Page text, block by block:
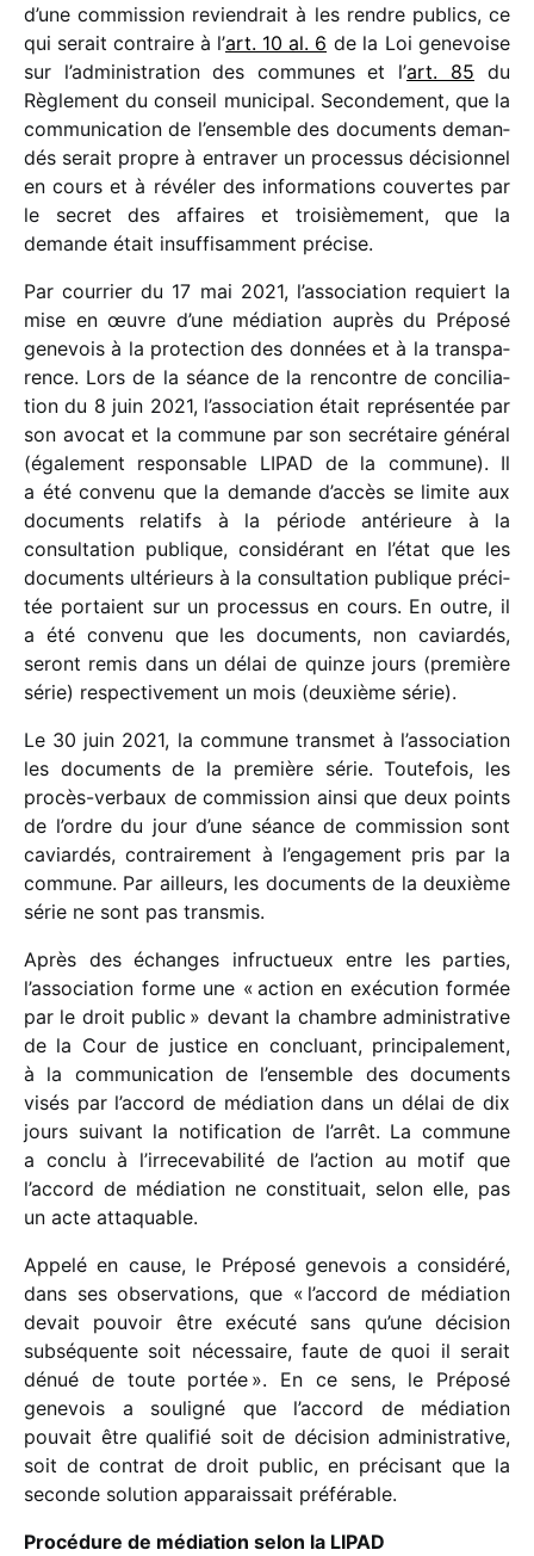
d’une commis­sion revien­drait à les rendre publics, ce
qui serait contraire à l’art. 10 al. 6 de la Loi gene­voise
sur l’administration des communes et l’art. 85 du
Règlement du conseil muni­ci­pal. Secondement, que la
commu­ni­ca­tion de l’ensemble des docu­ments deman­
dés serait propre à entra­ver un proces­sus déci­sion­nel
en cours et à révé­ler des infor­ma­tions couvertes par
le secret des affaires et troi­siè­me­ment, que la
demande était insuf­fi­sam­ment précise.
Par cour­rier du 17 mai 2021, l’association requiert la
mise en œuvre d’une média­tion auprès du Préposé
gene­vois à la protec­tion des données et à la trans­pa­
rence. Lors de la séance de la rencontre de conci­lia­
tion du 8 juin 2021, l’association était repré­sen­tée par
son avocat et la commune par son secré­taire géné­ral
(égale­ment respon­sable LIPAD de la commune). Il
a été convenu que la demande d’accès se limite aux
docu­ments rela­tifs à la période anté­rieure à la
consul­ta­tion publique, consi­dé­rant en l’état que les
docu­ments ulté­rieurs à la consul­ta­tion publique préci­
tée portaient sur un proces­sus en cours. En outre, il
a été convenu que les docu­ments, non caviar­dés,
seront remis dans un délai de quinze jours (première
série) respec­ti­ve­ment un mois (deuxième série).
Le 30 juin 2021, la commune trans­met à l’association
les docu­ments de la première série. Toutefois, les
procès-verbaux de commis­sion ainsi que deux points
de l’ordre du jour d’une séance de commis­sion sont
caviar­dés, contrai­re­ment à l’engagement pris par la
commune. Par ailleurs, les docu­ments de la deuxième
série ne sont pas transmis.
Après des échanges infruc­tueux entre les parties,
l’association forme une « action en exécu­tion formée
par le droit public » devant la chambre admi­nis­tra­tive
de la Cour de justice en concluant, prin­ci­pa­le­ment,
à la commu­ni­ca­tion de l’ensemble des docu­ments
visés par l’accord de média­tion dans un délai de dix
jours suivant la noti­fi­ca­tion de l’arrêt. La commune
a conclu à l’irrecevabilité de l’action au motif que
l’accord de média­tion ne consti­tuait, selon elle, pas
un acte attaquable.
Appelé en cause, le Préposé gene­vois a consi­déré,
dans ses obser­va­tions, que « l’accord de média­tion
devait pouvoir être exécuté sans qu’une déci­sion
subsé­quente soit néces­saire, faute de quoi il serait
dénué de toute portée ». En ce sens, le Préposé
gene­vois a souli­gné que l’accord de média­tion
pouvait être quali­fié soit de déci­sion admi­nis­tra­tive,
soit de contrat de droit public, en préci­sant que la
seconde solu­tion appa­rais­sait préférable.
Procédure de média­tion selon la LIPAD